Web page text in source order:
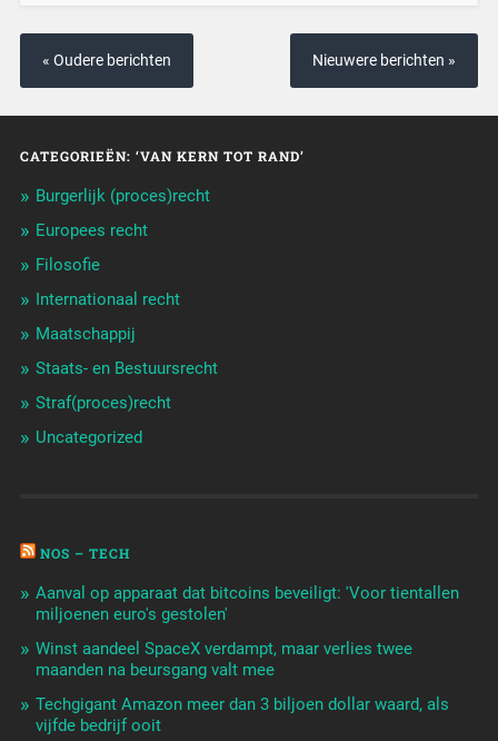
« Oudere berichten Nieuwere berichten »
CATEGORIEËN: ‘VAN KERN TOT RAND’
Burgerlijk (proces)recht
Europees recht
Filosofie
Internationaal recht
Maatschappij
Staats- en Bestuursrecht
Straf(proces)recht
Uncategorized
NOS – TECH
Aanval op apparaat dat bitcoins beveiligt: 'Voor tientallen
miljoenen euro's gestolen'
Winst aandeel SpaceX verdampt, maar verlies twee
maanden na beursgang valt mee
Techgigant Amazon meer dan 3 biljoen dollar waard, als
vijfde bedrijf ooit